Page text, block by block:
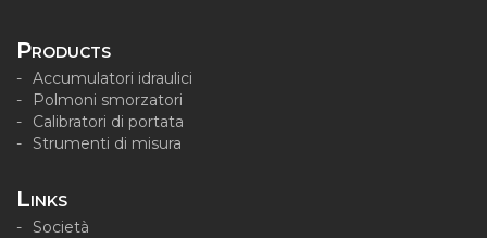
Products
Accumulatori idraulici
Polmoni smorzatori
Calibratori di portata
Strumenti di misura
Links
Società